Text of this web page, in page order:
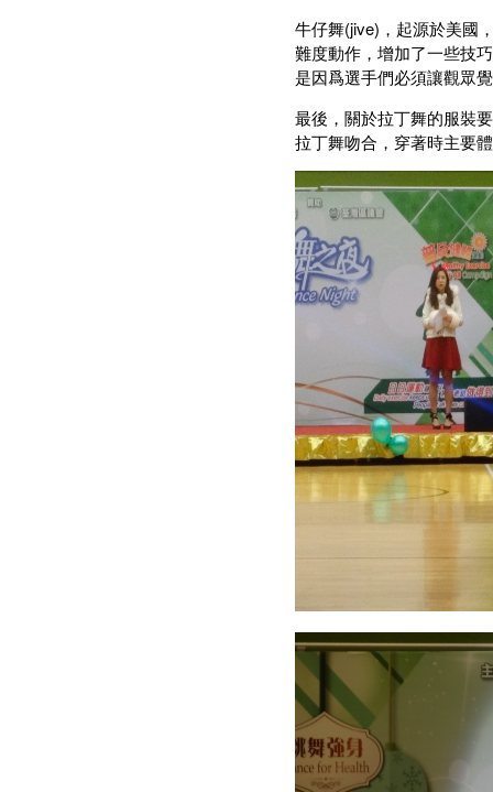
牛仔舞(jive)，起源於美國
難度動作，增加了一些技
是因爲選手們必須讓觀眾
最後，關於拉丁舞的服裝
拉丁舞吻合，穿著時主要